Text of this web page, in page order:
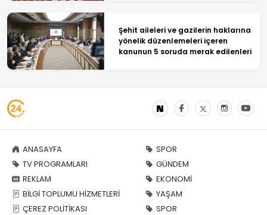
Şehit aileleri ve gazilerin haklarına
yönelik düzenlemeleri içeren
kanunun 5 soruda merak edilenleri
ANASAYFA
TV PROGRAMLARI
REKLAM
BİLGİ TOPLUMU HİZMETLERİ
ÇEREZ POLİTİKASI
SPOR
GÜNDEM
EKONOMİ
YAŞAM
SPOR